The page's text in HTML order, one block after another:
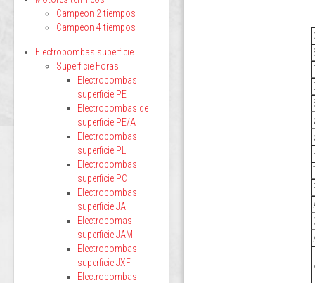
Campeon 2 tiempos
Campeon 4 tiempos
Electrobombas superficie
Superficie Foras
Electrobombas
superficie PE
Electrobombas de
superficie PE/A
Electrobombas
superficie PL
Electrobombas
superficie PC
Electrobombas
superficie JA
Electrobomas
superficie JAM
Electrobombas
superficie JXF
Electrobombas